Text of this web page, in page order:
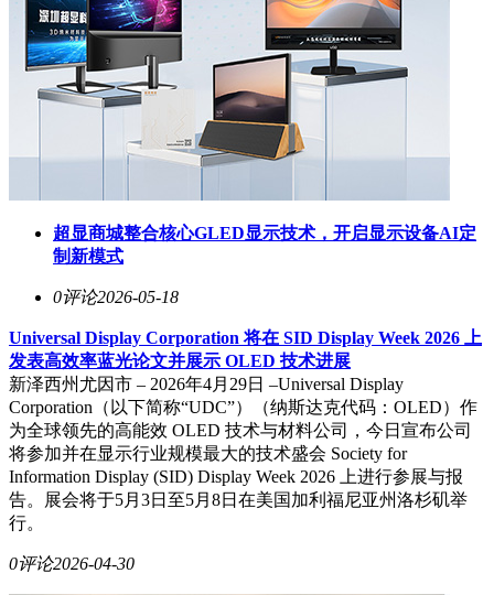
超显商城整合核心GLED显示技术，开启显示设备AI定
制新模式
0评论2026-05-18
Universal Display Corporation 将在 SID Display Week 2026 上
发表高效率蓝光论文并展示 OLED 技术进展
新泽西州尤因市 – 2026年4月29日 –Universal Display
Corporation（以下简称“UDC”）（纳斯达克代码：OLED）作
为全球领先的高能效 OLED 技术与材料公司，今日宣布公司
将参加并在显示行业规模最大的技术盛会 Society for
Information Display (SID) Display Week 2026 上进行参展与报
告。展会将于5月3日至5月8日在美国加利福尼亚州洛杉矶举
行。
0评论2026-04-30